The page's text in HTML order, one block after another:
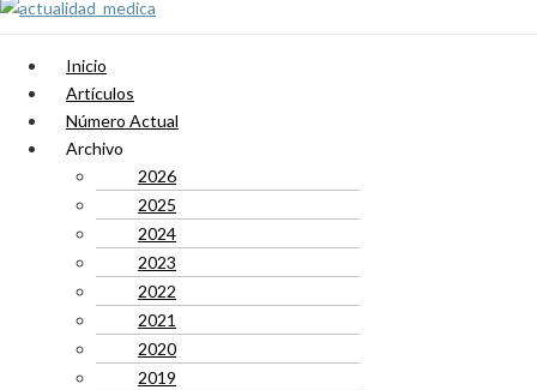
Inicio
Artículos
Número Actual
Archivo
2026
2025
2024
2023
2022
2021
2020
2019